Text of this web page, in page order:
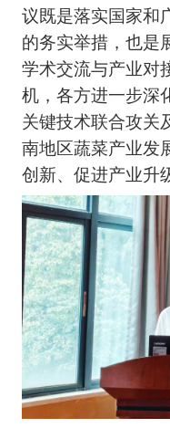
议既是落实国家和
的务实举措，也是
学术交流与产业对
机，各方进一步深
关键技术联合攻关
南地区蔬菜产业发
创新、促进产业升